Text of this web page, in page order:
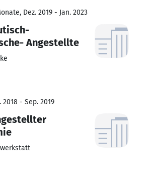
Dez. 2019 - Jan. 2023
Angestellte
2018 - Sep. 2019